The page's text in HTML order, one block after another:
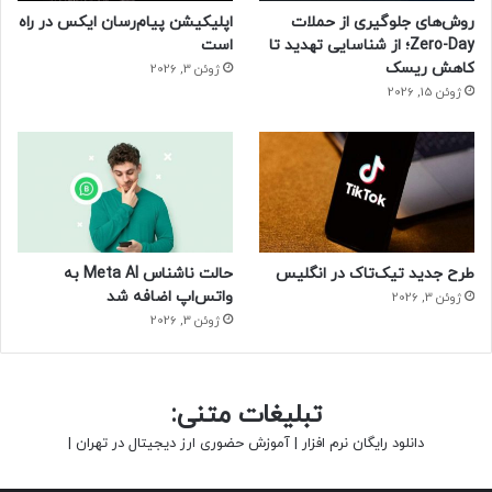
اگر سفارش خود را برای مکانی که تحت
پوشش ما است و ظرفیت دارد ارسال
کنید، یک ایمیل تاییدیه با شماره
سفارش، خدمات و آدرس خود دریافت
خواهید کرد و می‌توانید جزئیات ارسال را
در صفحه‌حسابتان مشاهده کنید. ما
روش‌های جلوگیری از حملات
Zero-Day؛ از شناسایی تهدید تا
کاهش ریسک
ژوئن 15, 2026
اپلیکیشن پیام‌رسان ایکس در راه
است
ژوئن 3, 2026
طرح جدید تیک‌تاک در انگلیس
ژوئن 3, 2026
حالت ناشناس Meta AI به
واتس‌اپ اضافه شد
ژوئن 3, 2026
تبلیغات متنی:
دانلود رایگان نرم افزار | آموزش حضوری ارز دیجیتال در تهران |